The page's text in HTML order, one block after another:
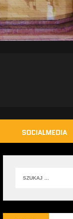
SOCIALMEDIA